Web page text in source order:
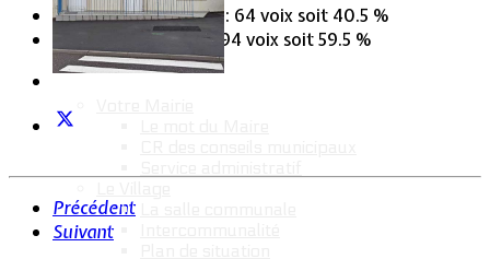
François HOLLANDE: 64 voix soit 40.5 %
Nicolas SARKOZY : 94 voix soit 59.5 %
Précédent
Suivant